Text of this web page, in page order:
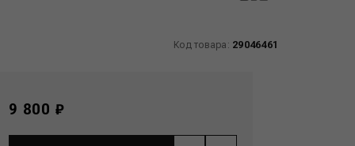
Код товара: 29046461
9 800 ₽